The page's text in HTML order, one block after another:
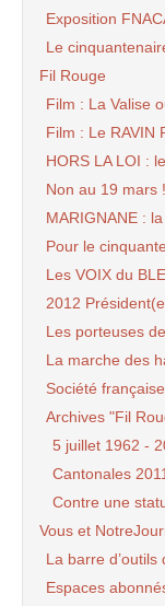
Exposition
Le
Fil Rouge
Film : La Valise
Film : Le RAVIN
HORS LA LOI :
Non au 19 mars !
MARIGNANE :
Pour le
Les VOIX du
2012
Les porteuses
La marche des
Société
Archives "Fil
5 juillet 1962 -
Cantonales 2011
Contre une
Vous et
La barre
Espaces